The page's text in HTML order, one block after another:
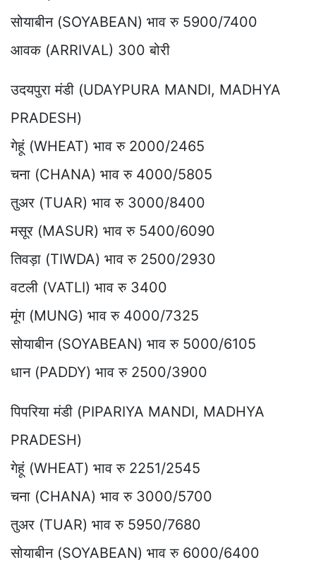
सोयाबीन (SOYABEAN) भाव रु 5900/7400
आवक (ARRIVAL) 300 बोरी
उदयपुरा मंडी (UDAYPURA MANDI, MADHYA
PRADESH)
गेहूं (WHEAT) भाव रु 2000/2465
चना (CHANA) भाव रु 4000/5805
तुअर (TUAR) भाव रु 3000/8400
मसूर (MASUR) भाव रु 5400/6090
तिवड़ा (TIWDA) भाव रु 2500/2930
वटली (VATLI) भाव रु 3400
मूंग (MUNG) भाव रु 4000/7325
सोयाबीन (SOYABEAN) भाव रु 5000/6105
धान (PADDY) भाव रु 2500/3900
पिपरिया मंडी (PIPARIYA MANDI, MADHYA
PRADESH)
गेहूं (WHEAT) भाव रु 2251/2545
चना (CHANA) भाव रु 3000/5700
तुअर (TUAR) भाव रु 5950/7680
सोयाबीन (SOYABEAN) भाव रु 6000/6400